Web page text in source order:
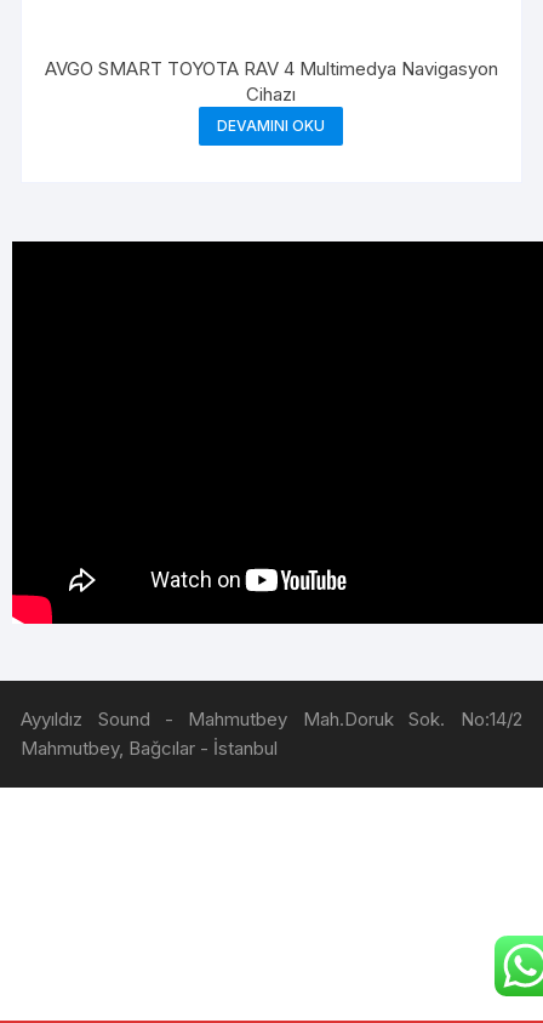
AVGO SMART TOYOTA RAV 4 Multimedya Navigasyon
Cihazı
DEVAMINI OKU
Ayyıldız Sound - Mahmutbey Mah.Doruk Sok. No:14/2
Mahmutbey, Bağcılar - İstanbul